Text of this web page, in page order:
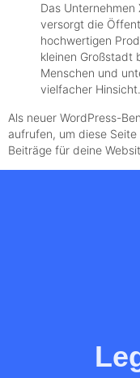
Das Unternehmen
versorgt die
hochwertigen
kleinen Großstadt
Menschen und
vielfacher Hinsicht.
Als neuer WordPress-
aufrufen, um diese
Beiträge für deine